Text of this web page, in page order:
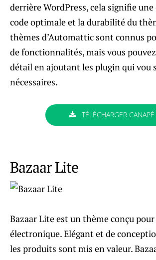
derrière WordPress, cela signifie
code optimale et la durabilité du
thèmes d’Automattic sont connus
de fonctionnalités, mais vous
détail en ajoutant les plugin qui vou
nécessaires.
TÉLÉCHARGER CANAPÉ
Bazaar Lite
Bazaar Lite est un thème conçu
électronique. Elégant et de
les produits sont mis en valeur.